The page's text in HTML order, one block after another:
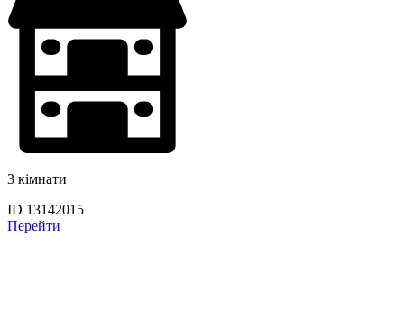
3 кімнати
ID 13142015
Перейти